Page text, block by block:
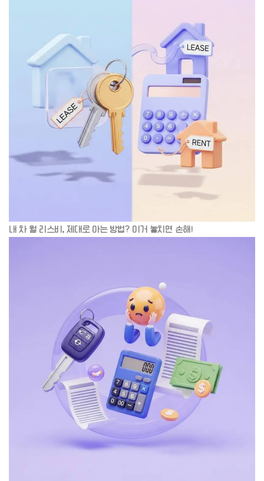
내 차 월 리스비, 제대로 아는 방법? 이거 놓치면 손해!